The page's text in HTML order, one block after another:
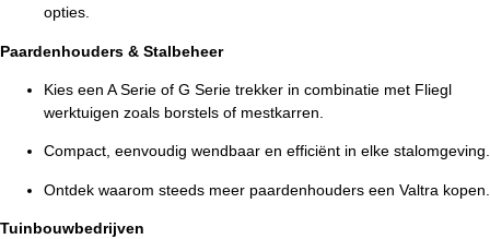
opties.
Paardenhouders & Stalbeheer
Kies een A Serie of G Serie trekker in combinatie met Fliegl
werktuigen zoals borstels of mestkarren.
Compact, eenvoudig wendbaar en efficiënt in elke stalomgeving.
Ontdek waarom steeds meer paardenhouders een Valtra kopen.
Tuinbouwbedrijven